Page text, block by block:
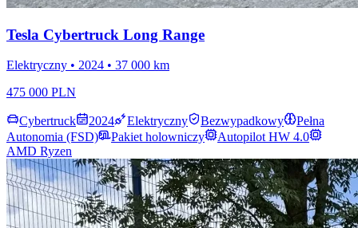
Tesla Cybertruck Long Range
Elektryczny • 2024 • 37 000 km
475 000 PLN
Cybertruck 2024 Elektryczny Bezwypadkowy
Pełna
Autonomia (FSD)
Pakiet holowniczy
Autopilot HW 4.0
AMD Ryzen